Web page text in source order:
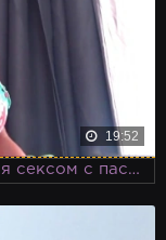
19:52
Мачеха возбуждается и занимается сексом с пасынком, возбудившись от его массажа